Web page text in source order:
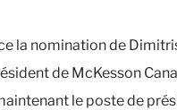
la nomination de
de McKesson
le poste de